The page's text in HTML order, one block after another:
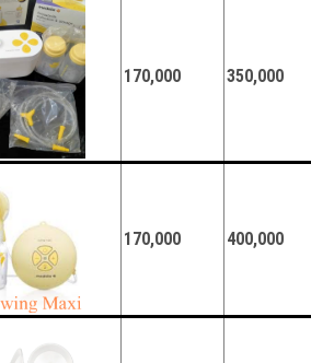
170,000 350,000
170,000 400,000